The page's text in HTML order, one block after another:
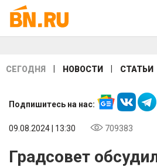
СЕГОДНЯ НОВОСТИ СТАТЬИ
Подпишитесь на нас:
09.08.2024 | 13:30 709383
Градсовет